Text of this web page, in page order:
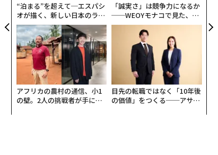
“泊まる”を超えて─エスパシ
オが描く、新しい日本のラグ
ジュアリー（中編）
「誠実さ」は競争力になるか
──WEOYモナコで見た、く
ら寿司の経営哲学
アフリカの農村の通信、小1
の壁。2人の挑戦者が手にし
目先の転職ではなく「10年後
の価値」をつくる──アサイ